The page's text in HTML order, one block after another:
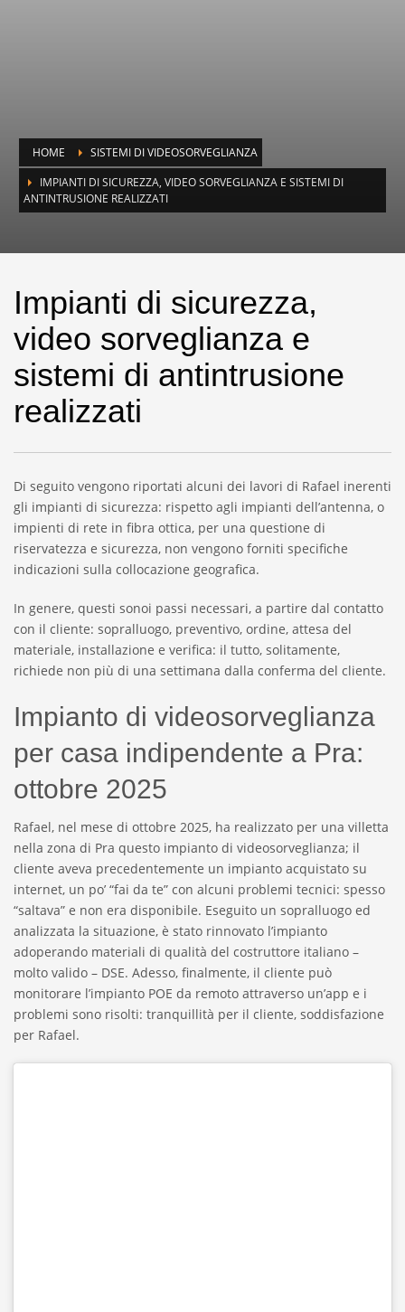
HOME
SISTEMI DI VIDEOSORVEGLIANZA
IMPIANTI DI SICUREZZA, VIDEO SORVEGLIANZA E SISTEMI DI
ANTINTRUSIONE REALIZZATI
Impianti di sicurezza,
video sorveglianza e
sistemi di antintrusione
realizzati
Di seguito vengono riportati alcuni dei lavori di Rafael inerenti
gli impianti di sicurezza: rispetto agli impianti dell’antenna, o
impienti di rete in fibra ottica, per una questione di
riservatezza e sicurezza, non vengono forniti specifiche
indicazioni sulla collocazione geografica.
In genere, questi sonoi passi necessari, a partire dal contatto
con il cliente: sopralluogo, preventivo, ordine, attesa del
materiale, installazione e verifica: il tutto, solitamente,
richiede non più di una settimana dalla conferma del cliente.
Impianto di videosorveglianza
per casa indipendente a Pra:
ottobre 2025
Rafael, nel mese di ottobre 2025, ha realizzato per una villetta
nella zona di Pra questo impianto di videosorveglianza; il
cliente aveva precedentemente un impianto acquistato su
internet, un po’ “fai da te” con alcuni problemi tecnici: spesso
“saltava” e non era disponibile. Eseguito un sopralluogo ed
analizzata la situazione, è stato rinnovato l’impianto
adoperando materiali di qualità del costruttore italiano –
molto valido – DSE. Adesso, finalmente, il cliente può
monitorare l’impianto POE da remoto attraverso un’app e i
problemi sono risolti: tranquillità per il cliente, soddisfazione
per Rafael.